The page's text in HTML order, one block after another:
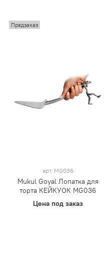
Предзаказ
арт. MG036
Mukul Goyal Лопатка для
торта КЕЙКУОК MG036
Цена под заказ